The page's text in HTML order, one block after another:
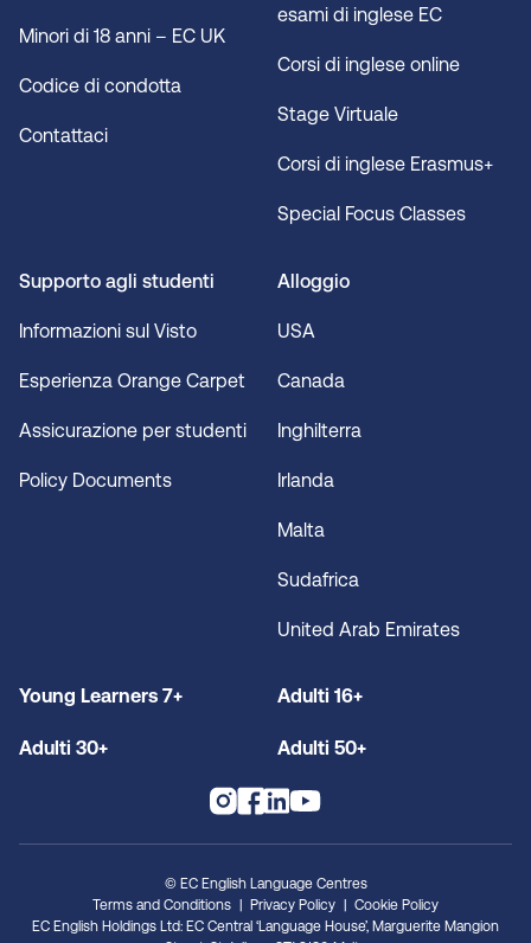
Minori di 18 anni – EC UK
Codice di condotta
Contattaci
esami di inglese EC
Corsi di inglese online
Stage Virtuale
Corsi di inglese Erasmus+
Special Focus Classes
Supporto agli studenti
Informazioni sul Visto
Esperienza Orange Carpet
Assicurazione per studenti
Policy Documents
Alloggio
USA
Canada
Inghilterra
Irlanda
Malta
Sudafrica
United Arab Emirates
Young Learners 7+ Adulti 16+
Adulti 30+ Adulti 50+
© EC English Language Centres
Terms and Conditions
Privacy Policy
Cookie Policy
EC English Holdings Ltd: EC Central ‘Language House’, Marguerite Mangion